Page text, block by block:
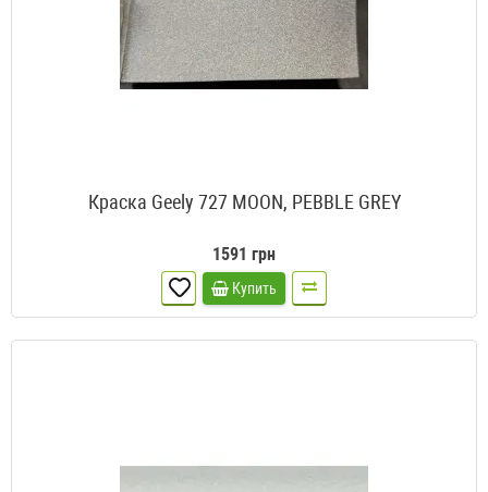
Краска Geely 727 MOON, PEBBLE GREY
1591 грн
Купить